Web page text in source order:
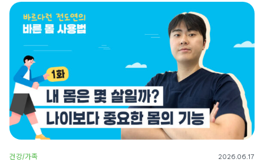
건강/가족 2026.06.17